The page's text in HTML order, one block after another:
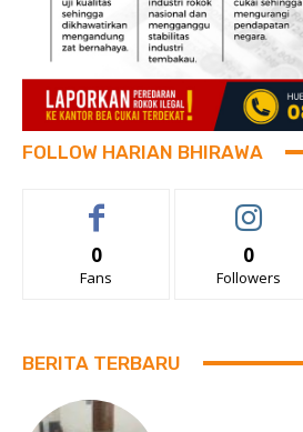
FOLLOW HARIAN BHIRAWA
0
Fans
0
Followers
BERITA TERBARU